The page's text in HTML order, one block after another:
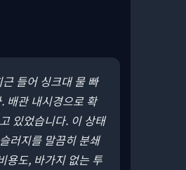
들어 싱크대 물 빠
배관 내시경으로 확
있었습니다. 이 상태
러지를 말끔히 분쇄
용도, 바가지 없는 투